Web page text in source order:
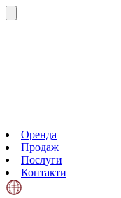
Оренда
Продаж
Послуги
Контакти